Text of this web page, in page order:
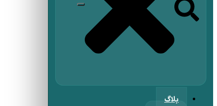
بلاگ